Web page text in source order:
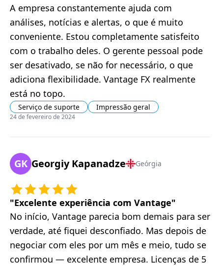
A empresa constantemente ajuda com
análises, notícias e alertas, o que é muito
conveniente. Estou completamente satisfeito
com o trabalho deles. O gerente pessoal pode
ser desativado, se não for necessário, o que
adiciona flexibilidade. Vantage FX realmente
está no topo.
Serviço de suporte Impressão geral
24 de fevereiro de 2024
GK Georgiy Kapanadze Geórgia
" Excelente experiência com Vantage"
No início, Vantage parecia bom demais para ser
verdade, até fiquei desconfiado. Mas depois de
negociar com eles por um mês e meio, tudo se
confirmou — excelente empresa. Licenças de 5